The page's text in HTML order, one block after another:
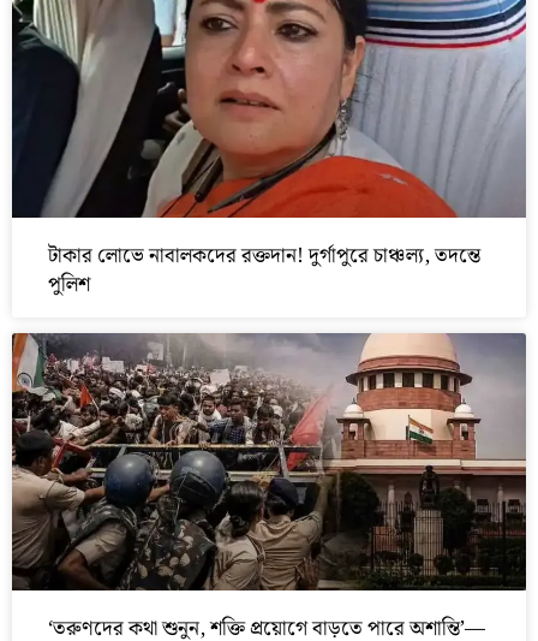
টাকার লোভে নাবালকদের রক্তদান! দুর্গাপুরে চাঞ্চল্য, তদন্তে
পুলিশ
‘তরুণদের কথা শুনুন, শক্তি প্রয়োগে বাড়তে পারে অশান্তি’—